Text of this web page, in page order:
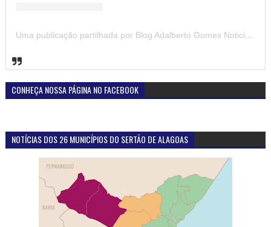
Uma publicação partilhada por Blog Adalberto Gomes Noticias (@blogadalbertogomesnoticiass)
CONHEÇA NOSSA PÁGINA NO FACEBOOK
NOTÍCIAS DOS 26 MUNICÍPIOS DO SERTÃO DE ALAGOAS